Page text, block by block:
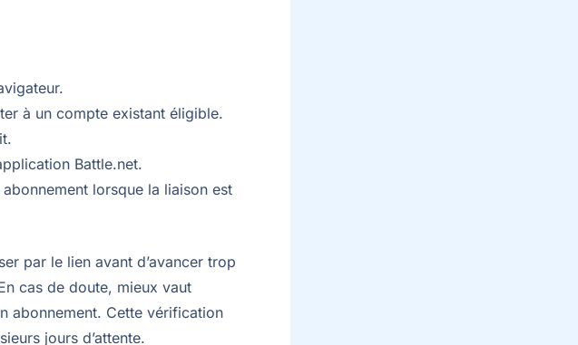
à un compte existant éligible.
Battle.net.
lorsque la liaison est
par le lien avant d’avancer trop
cas de doute, mieux vaut
abonnement. Cette vérification
jours d’attente.